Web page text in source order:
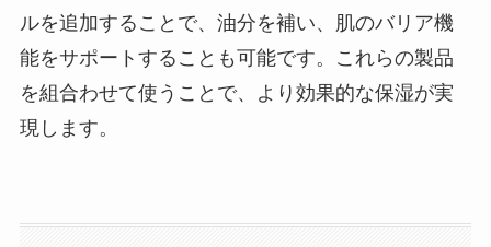
ルを追加することで、油分を補い、肌のバリア機
能をサポートすることも可能です。これらの製品
を組合わせて使うことで、より効果的な保湿が実
現します。